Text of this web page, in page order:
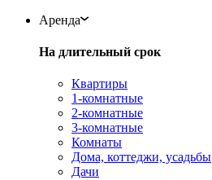
Аренда
На длительный срок
Квартиры
1-комнатные
2-комнатные
3-комнатные
Комнаты
Дома, коттеджи, усадьбы
Дачи